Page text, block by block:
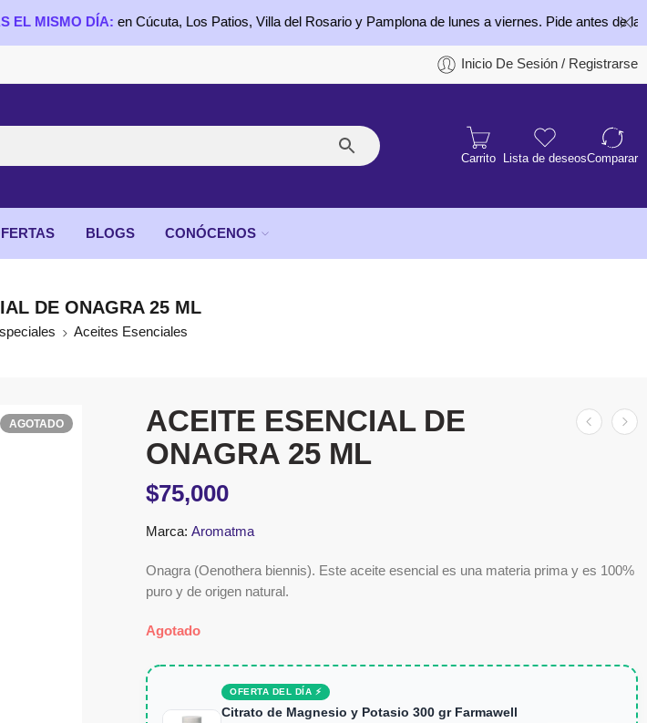
DÍA:en Cúcuta, Los Patios, Villa del Rosario y Pamplona de lunes a viernes. Pide antes de las 4:00
Inicio De Sesión / Registrarse
Carrito Lista de deseosComparar
BLOGS CONÓCENOS
DE ONAGRA 25 ML
Aceites Esenciales
AGOTADO
ACEITE ESENCIAL DE
ONAGRA 25 ML
$75,000
Marca: Aromatma
Onagra (Oenothera biennis). Este aceite esencial es una materia prima y es 100%
puro y de origen natural.
Agotado
OFERTA DEL DÍA ⚡
Citrato de Magnesio y Potasio 300 gr Farmawell